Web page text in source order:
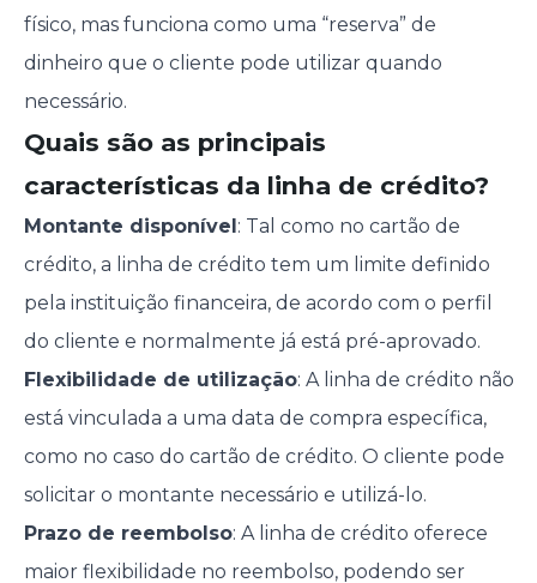
físico, mas funciona como uma “reserva” de
dinheiro que o cliente pode utilizar quando
necessário.
Quais são as principais
características da linha de crédito?
Montante disponível : Tal como no cartão de
crédito, a linha de crédito tem um limite definido
pela instituição financeira, de acordo com o perfil
do cliente e normalmente já está pré-aprovado.
Flexibilidade de utilização: A linha de crédito não
está vinculada a uma data de compra específica,
como no caso do cartão de crédito. O cliente pode
solicitar o montante necessário e utilizá-lo.
Prazo de reembolso: A linha de crédito oferece
maior flexibilidade no reembolso, podendo ser